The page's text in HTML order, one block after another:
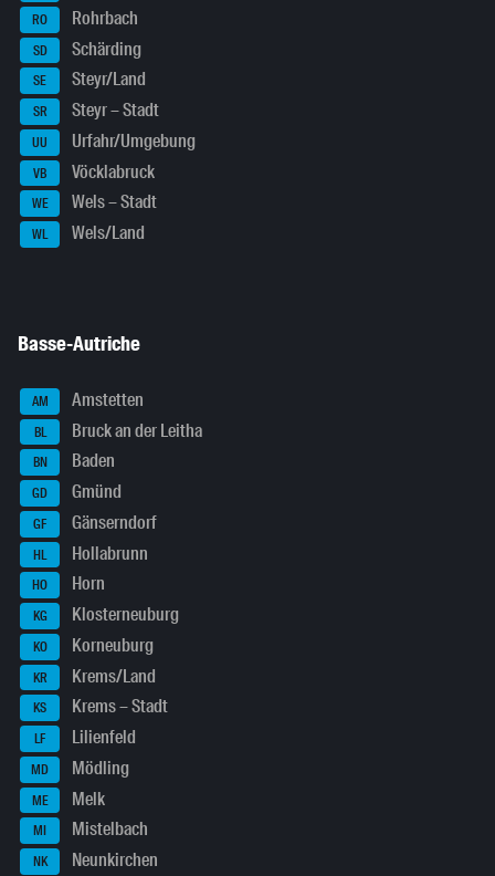
RO Rohrbach
SD Schärding
SE Steyr/Land
SR Steyr – Stadt
UU Urfahr/Umgebung
VB Vöcklabruck
WE Wels – Stadt
WL Wels/Land
Basse-Autriche
AM Amstetten
BL Bruck an der Leitha
BN Baden
GD Gmünd
GF Gänserndorf
HL Hollabrunn
HO Horn
KG Klosterneuburg
KO Korneuburg
KR Krems/Land
KS Krems – Stadt
LF Lilienfeld
MD Mödling
ME Melk
MI Mistelbach
NK Neunkirchen